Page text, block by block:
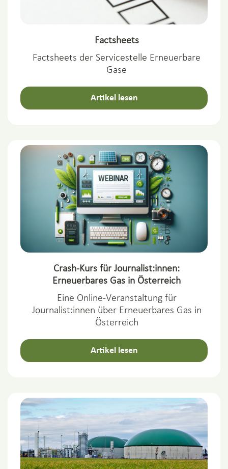
Factsheets
Factsheets der Servicestelle Erneuerbare
Gase
Artikel lesen
Crash-Kurs für Journalist:innen:
Erneuerbares Gas in Österreich
Eine Online-Veranstaltung für
Journalist:innen über Erneuerbares Gas in
Österreich
Artikel lesen